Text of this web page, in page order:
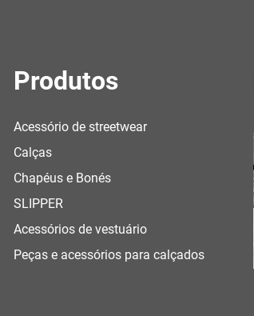
Produtos
Acessório de streetwear
Calças
Chapéus e Bonés
SLIPPER
Acessórios de vestuário
Peças e acessórios para calçados